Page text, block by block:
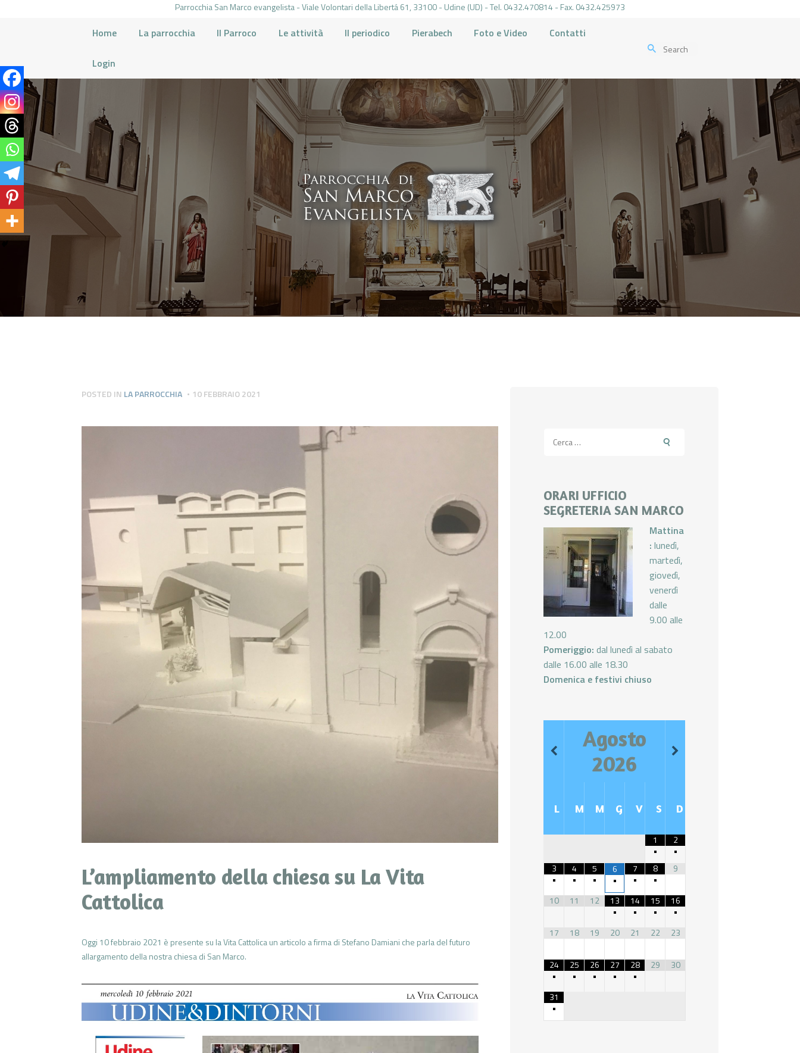
Parrocchia San Marco evangelista - Viale Volontari della Libertá 61, 33100 - Udine (UD) - Tel. 0432.470814 - Fax. 0432.425973
Home La parrocchia Il Parroco Le attività Il periodico Pierabech Foto e Video Contatti
Login
HOME
LA PARROCCHIA
IL PARROCO
LE ATTIVITÀ
IL PERIODICO
PIERABECH
FOTO E VIDEO
CONTATTI
POSTED IN LA PARROCCHIA 10 FEBBRAIO 2021
L’ampliamento della chiesa su La Vita
Cattolica
Oggi 10 febbraio 2021 è presente su la Vita Cattolica un articolo a firma di Stefano Damiani che parla del futuro
allargamento della nostra chiesa di San Marco.
per:
ORARI UFFICIO
SEGRETERIA SAN MARCO
Mattina
: lunedì,
martedì,
giovedì,
venerdì
dalle
9.00 alle
12.00
Pomeriggio: dal lunedì al sabato
dalle 16.00 alle 18.30
Domenica e festivi chiuso
Agosto
2026
L M M G V S D
1
•
2
•
3
•
4
•
5
•
6
•
7
•
8
•
9
10 11 12
13
•
14
•
15
•
16
•
17
18 19 20 21 22 23
24
•
25
•
26
•
27
•
28
•
29 30
31
•